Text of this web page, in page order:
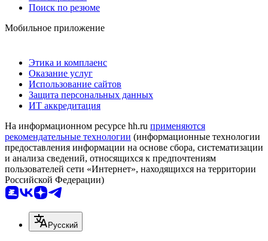
Поиск по резюме
Мобильное приложение
Этика и комплаенс
Оказание услуг
Использование сайтов
Защита персональных данных
ИТ аккредитация
На информационном ресурсе hh.ru применяются
рекомендательные технологии (информационные технологии
предоставления информации на основе сбора, систематизации
и анализа сведений, относящихся к предпочтениям
пользователей сети «Интернет», находящихся на территории
Российской Федерации)
Русский